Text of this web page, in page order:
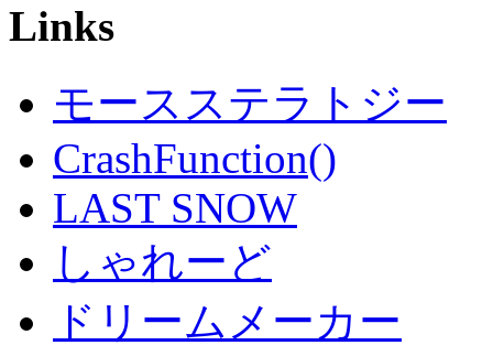
Links
モースステラトジー
CrashFunction()
LAST SNOW
しゃれーど
ドリームメーカー